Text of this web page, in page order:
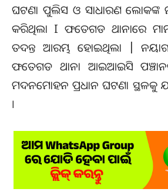
ଘଟଣା ପୁଲିସ ଓ ସାଧାରଣ ଲୋକଙ୍କ
କରିଥିଲା I ଫତେଗଡ ଥାନାରେ
ତଦନ୍ତ ଆରମ୍ଭ ହୋଇଥିଲା |
ଫତେଗଡ ଥାନା ଆଇଆଇସି
ମଦନମୋହନ ପ୍ରଧାନ ଘଟଣା ସ୍ଥଳକୁ
।